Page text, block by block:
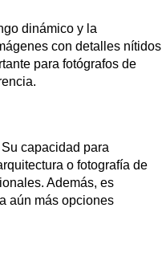
dinámico y la
con detalles nítidos
para fotógrafos de
capacidad para
o fotografía de
Además, es
aún más opciones